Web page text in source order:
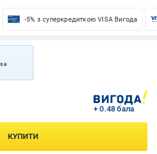
-5% з суперкредиткою VISA Вигода
+ 0.48 бала
КУПИТИ